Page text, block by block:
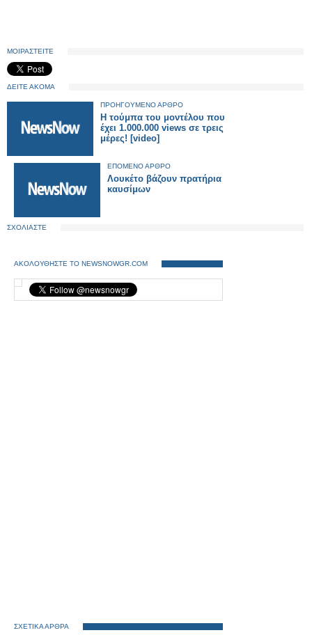
ΜΟΙΡΑΣΤΕΙΤΕ
ΔΕΙΤΕ ΑΚΟΜΑ
ΠΡΟΗΓΟΥΜΕΝΟ ΑΡΘΡΟ
Η τούμπα του μοντέλου που
έχει 1.000.000 views σε τρεις
μέρες! [video]
ΕΠΟΜΕΝΟ ΑΡΘΡΟ
Λουκέτο βάζουν πρατήρια
καυσίμων
ΣΧΟΛΙΑΣΤΕ
ΑΚΟΛΟΥΘΗΣΤΕ ΤΟ NEWSNOWGR.COM
ΣΧΕΤΙΚΑ ΑΡΘΡΑ